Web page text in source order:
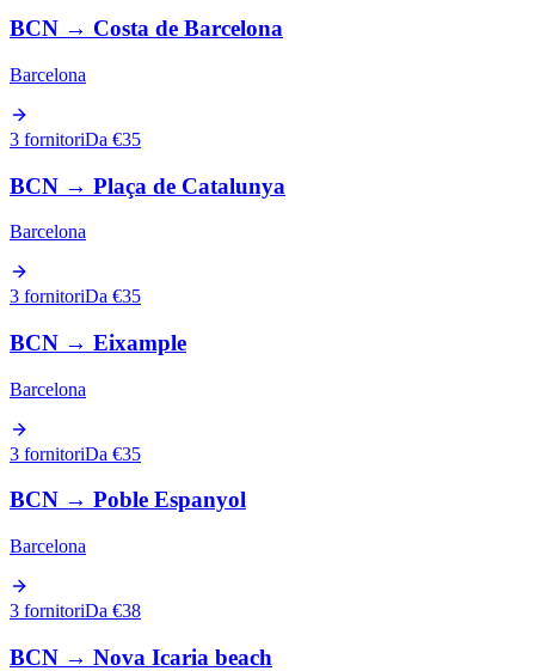
BCN → Costa de Barcelona
Barcelona
3 fornitoriDa €35
BCN → Plaça de Catalunya
Barcelona
3 fornitoriDa €35
BCN → Eixample
Barcelona
3 fornitoriDa €35
BCN → Poble Espanyol
Barcelona
3 fornitoriDa €38
BCN → Nova Icaria beach